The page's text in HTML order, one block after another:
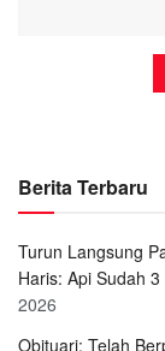
Berita Terbaru
Turun Langsung
Haris: Api Sudah
2026
Obituari: Telah